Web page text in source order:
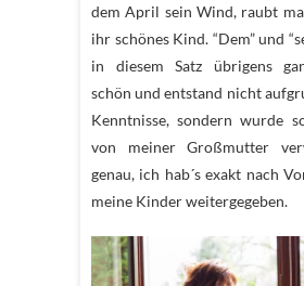
dem April sein Wind, raubt
ihr schönes Kind. “Dem” und
in diesem Satz übrigens
schön und entstand nicht
Kenntnisse, sondern wurde
von meiner Großmutter
genau, ich hab´s exakt nach
meine Kinder weitergegeben.